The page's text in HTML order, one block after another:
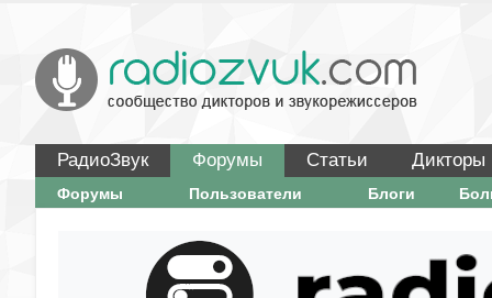
РадиоЗвук Форумы Статьи Дикторы
Форумы Пользователи Блоги